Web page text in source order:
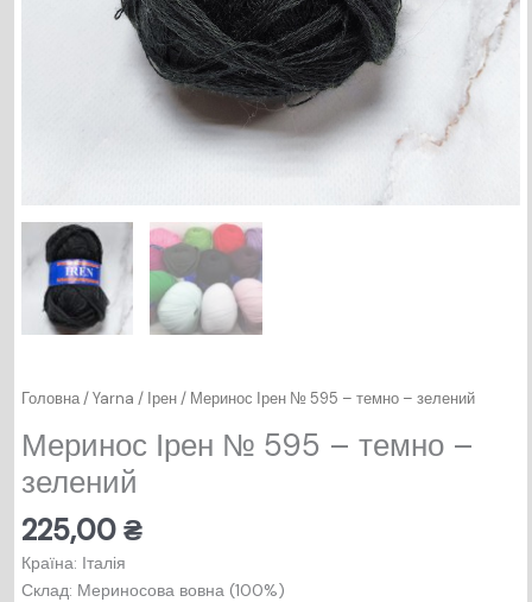
Головна/Yarna / Ірен/ Меринос Ірен № 595 – темно – зелений
Меринос Ірен № 595 – темно –
зелений
225,00₴
Країна: Італія
Склад: Мериносова вовна (100%)